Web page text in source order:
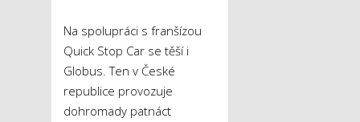
Na spolupráci s franšízou
Quick Stop Car se těší i
Globus. Ten v České
republice provozuje
dohromady patnáct